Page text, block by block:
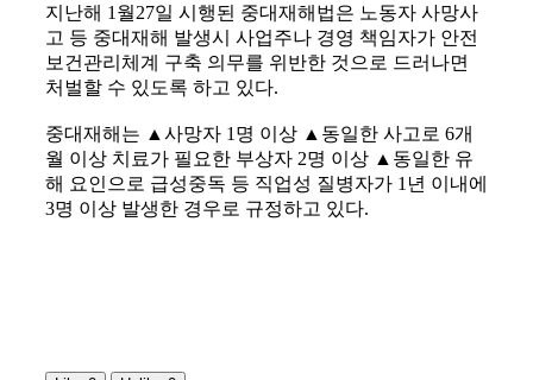
지난해 1월27일 시행된 중대재해법은 노동자 사망사
고 등 중대재해 발생시 사업주나 경영 책임자가 안전
보건관리체계 구축 의무를 위반한 것으로 드러나면
처벌할 수 있도록 하고 있다.
중대재해는 ▲사망자 1명 이상 ▲동일한 사고로 6개
월 이상 치료가 필요한 부상자 2명 이상 ▲동일한 유
해 요인으로 급성중독 등 직업성 질병자가 1년 이내에
3명 이상 발생한 경우로 규정하고 있다.